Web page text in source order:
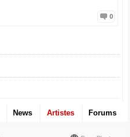
0
News Artistes Forums